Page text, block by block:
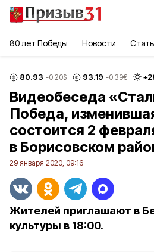
80 лет Победы Новости
80.93 -0.20$ 93.19 -0.39€ +
Видеобеседа
Победа,
состоится 2
в Борисовском
29 января 2020, 09:16
Жителей приглашают в
культуры в 18:00.